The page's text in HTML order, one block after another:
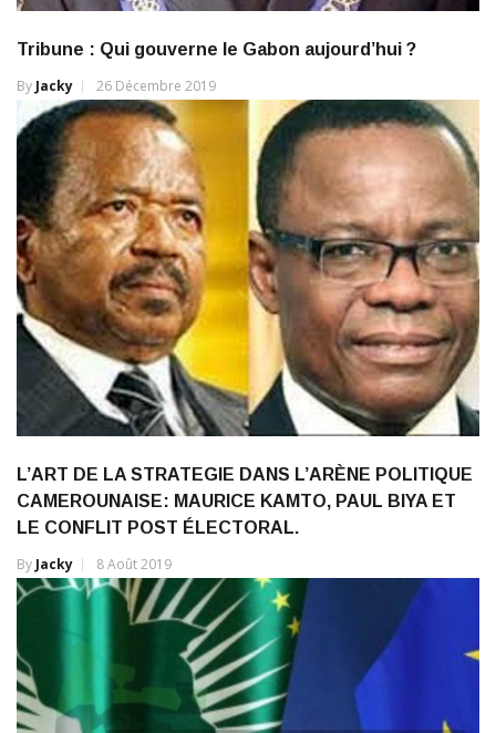
Tribune : Qui gouverne le Gabon aujourd’hui ?
By Jacky 26 Décembre 2019
L’ART DE LA STRATEGIE DANS L’ARÈNE POLITIQUE
CAMEROUNAISE: MAURICE KAMTO, PAUL BIYA ET
LE CONFLIT POST ÉLECTORAL.
By Jacky 8 Août 2019